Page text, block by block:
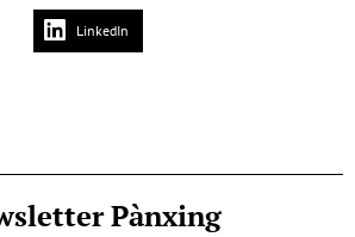
LinkedIn
Pànxing